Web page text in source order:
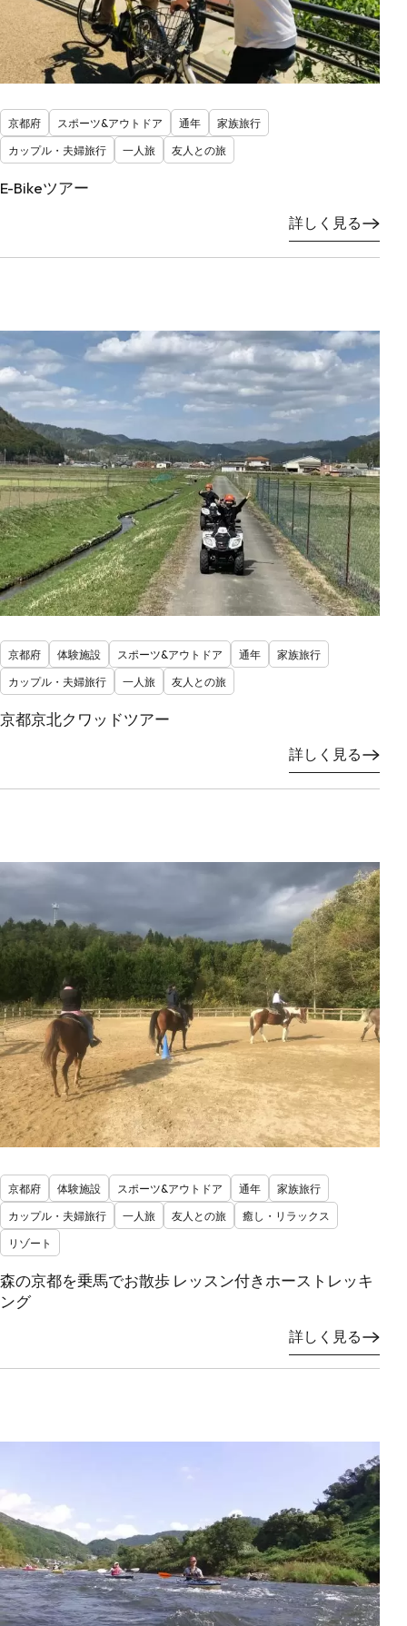
京都府 スポーツ&アウトドア 通年
家族旅行
カップル・夫婦旅行
一人旅 友人との旅
E-Bikeツアー
詳しく見る
京都府 体験施設 スポーツ&アウトドア 通年
家族旅行
カップル・夫婦旅行
一人旅 友人との旅
京都京北クワッドツアー
詳しく見る
京都府 体験施設 スポーツ&アウトドア 通年
家族旅行
カップル・夫婦旅行
一人旅 友人との旅
癒し・リラックス
リゾート
森の京都を乗馬でお散歩 レッスン付きホーストレッキ
ング
詳しく見る